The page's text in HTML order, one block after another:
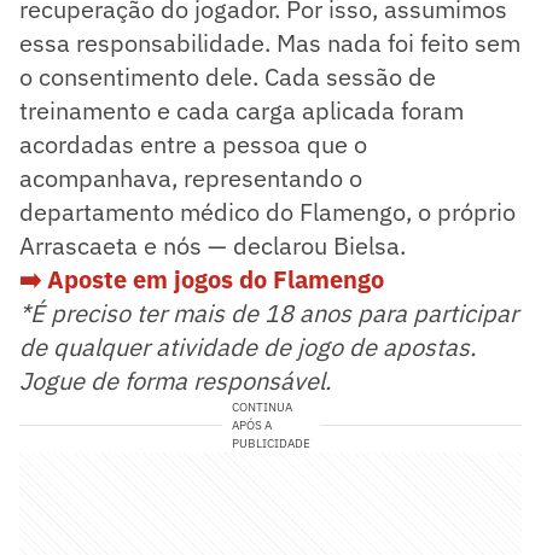
recuperação do jogador. Por isso, assumimos
essa responsabilidade. Mas nada foi feito sem
o consentimento dele. Cada sessão de
treinamento e cada carga aplicada foram
acordadas entre a pessoa que o
acompanhava, representando o
departamento médico do Flamengo, o próprio
Arrascaeta e nós — declarou Bielsa.
➡️ Aposte em jogos do Flamengo
*É preciso ter mais de 18 anos para participar
de qualquer atividade de jogo de apostas.
Jogue de forma responsável.
CONTINUA
APÓS A
PUBLICIDADE